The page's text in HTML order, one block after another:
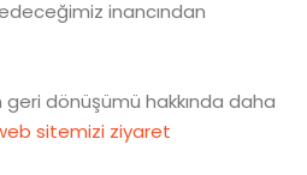
inancından
geri dönüşümü hakkında daha
sitemizi ziyaret